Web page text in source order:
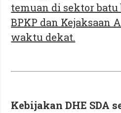
temuan di sektor batu
BPKP dan Kejaksaan
waktu dekat.
Kebijakan DHE SDA